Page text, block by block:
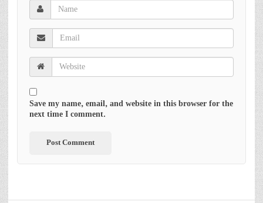
Save my name, email, and website in this browser for the
next time I comment.